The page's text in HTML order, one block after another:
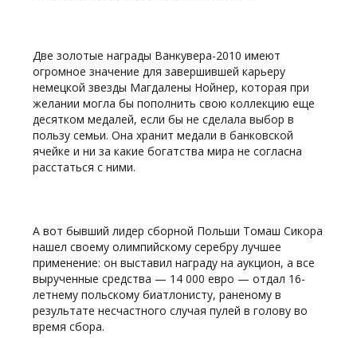
Две золотые награды Ванкувера-2010 имеют
огромное значение для завершившей карьеру
немецкой звезды Магдалены Нойнер, которая при
желании могла бы пополнить свою коллекцию еще
десятком медалей, если бы не сделала выбор в
пользу семьи. Она хранит медали в банковской
ячейке и ни за какие богатства мира не согласна
расстаться с ними.
А вот бывший лидер сборной Польши Томаш Сикора
нашел своему олимпийскому серебру лучшее
применение: он выставил награду на аукцион, а все
вырученные средства — 14 000 евро — отдал 16-
летнему польскому биатлонисту, раненому в
результате несчастного случая пулей в голову во
время сбора.